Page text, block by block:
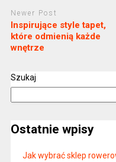
Newer Post
Inspirujące style tapet,
które odmienią każde
wnętrze
Szukaj
Ostatnie wpisy
Jak wybrać sklep